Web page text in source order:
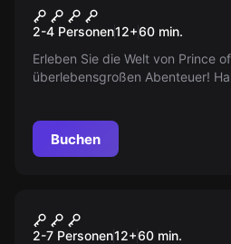
Dagger of Time
2-4 Personen12+60 min.
Erleben Sie die Welt von Prince
überlebensgroßen Abenteuer!
Buchen
Miss Marples
2-7 Personen12+60 min.